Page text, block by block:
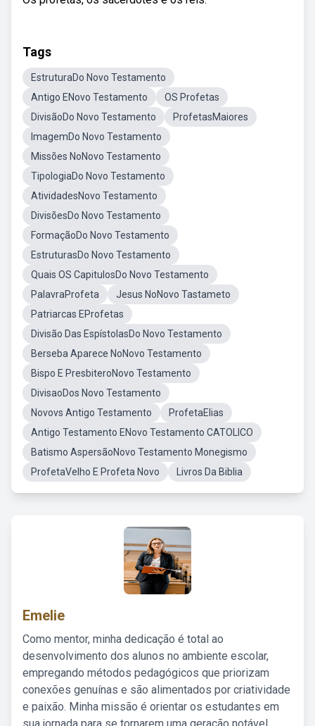
Tags
EstruturaDo Novo Testamento
Antigo ENovo Testamento
OS Profetas
DivisãoDo Novo Testamento
ProfetasMaiores
ImagemDo Novo Testamento
Missões NoNovo Testamento
TipologiaDo Novo Testamento
AtividadesNovo Testamento
DivisõesDo Novo Testamento
FormaçãoDo Novo Testamento
EstruturasDo Novo Testamento
Quais OS CapitulosDo Novo Testamento
PalavraProfeta
Jesus NoNovo Tastameto
Patriarcas EProfetas
Divisão Das EspístolasDo Novo Testamento
Berseba Aparece NoNovo Testamento
Bispo E PresbiteroNovo Testamento
DivisaoDos Novo Testamento
Novovs Antigo Testamento
ProfetaElias
Antigo Testamento ENovo Testamento CATOLICO
Batismo AspersãoNovo Testamento Monegismo
ProfetaVelho E Profeta Novo
Livros Da Biblia
Emelie
Como mentor, minha dedicação é total ao
desenvolvimento dos alunos no ambiente escolar,
empregando métodos pedagógicos que priorizam
conexões genuínas e são alimentados por criatividade
e paixão. Minha missão é orientar os estudantes em